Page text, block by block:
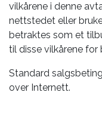
vilkårene i denne
nettstedet eller
betraktes som et
til disse vilkårene for
Standard
over Internett.